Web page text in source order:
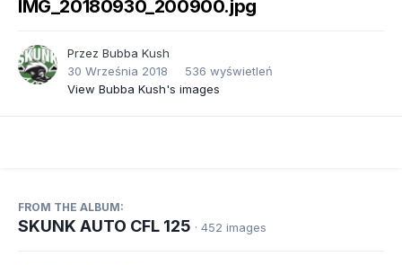
IMG_20180930_200900.jpg
Przez Bubba Kush
30 Września 2018
536 wyświetleń
View Bubba Kush's images
FROM THE ALBUM:
SKUNK AUTO CFL 125 · 452 images